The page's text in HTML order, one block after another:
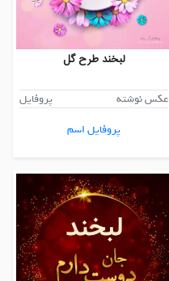
لبخند طرح گل
عکس نوشته
پروفایل
پروفایل اسم